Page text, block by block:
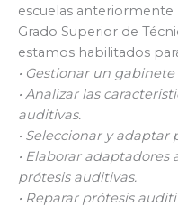
escuelas
Grado Superior de
estamos habilitados
• Gestionar un
• Analizar las
auditivas.
• Seleccionar y adaptar
• Elaborar
prótesis auditivas.
• Reparar prótesis